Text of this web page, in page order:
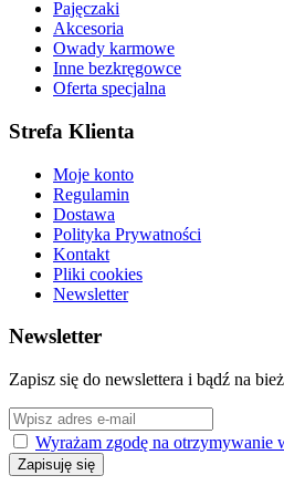
Pajęczaki
Akcesoria
Owady karmowe
Inne bezkręgowce
Oferta specjalna
Strefa Klienta
Moje konto
Regulamin
Dostawa
Polityka Prywatności
Kontakt
Pliki cookies
Newsletter
Newsletter
Zapisz się do newslettera i bądź na
Wyrażam zgodę na otrzymywanie